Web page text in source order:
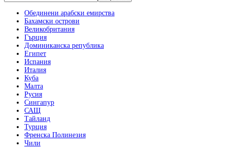
Обединени арабски емирства
Бахамски острови
Великобритания
Гърция
Доминиканска република
Египет
Испания
Италия
Куба
Малта
Русия
Сингапур
САЩ
Тайланд
Турция
Френска Полинезия
Чили